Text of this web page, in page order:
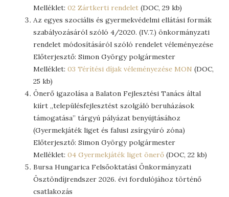
Melléklet:02 Zártkerti rendelet (DOC, 29 kb)
Az egyes szociális és gyermekvédelmi ellátási formák
szabályozásáról szóló 4/2020. (IV.7.) önkormányzati
rendelet módosításáról szóló rendelet véleményezése
Előterjesztő: Simon György polgármester
Melléklet:03 Térítési díjak véleményezése MON (DOC,
25 kb)
Önerő igazolása a Balaton Fejlesztési Tanács által
kiírt „településfejlesztést szolgáló beruházások
támogatása” tárgyú pályázat benyújtásához
(Gyermekjáték liget és falusi zsírgyúró zóna)
Előterjesztő: Simon György polgármester
Melléklet:04 Gyermekjáték liget önerő (DOC, 22 kb)
Bursa Hungarica Felsőoktatási Önkormányzati
Ösztöndíjrendszer 2026. évi fordulójához történő
csatlakozás